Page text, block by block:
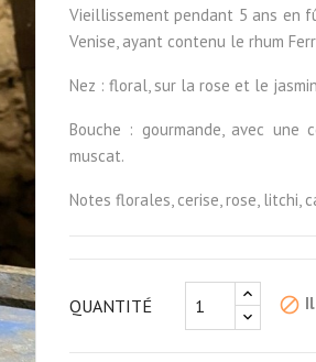
Vieillissement pendant 5 ans en
Venise, ayant contenu le rhum
Nez : floral, sur la rose et le
Bouche : gourmande, avec une
muscat.
Notes florales, cerise, rose, litchi,
QUANTITÉ block